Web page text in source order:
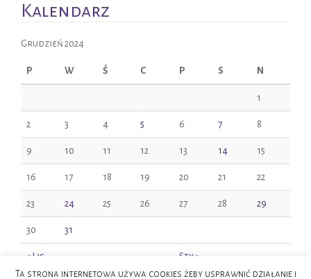
Kalendarz
Grudzień 2024
P W Ś C P S N
« Lis Sty »
1
2 3 4 5 6 7 8
9 10 11 12 13 14 15
16 17 18 19 20 21 22
23 24 25 26 27 28 29
30 31
Ta strona internetowa używa cookies żeby usprawnić działanie i